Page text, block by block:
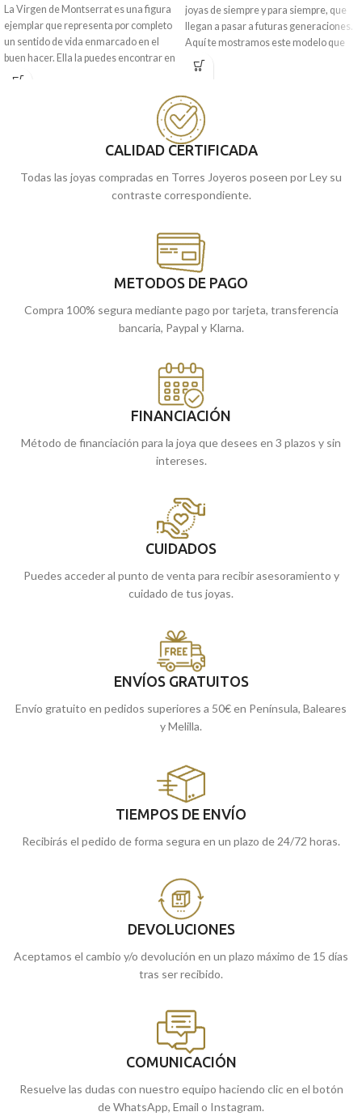
La Virgen de Montserrat es una figura
ejemplar que representa por completo
un sentido de vida enmarcado en el
buen hacer. Ella la puedes encontrar en
esta medalla tipo silueta realizada en
joyas de siempre y para siempre, que
llegan a pasar a futuras generaciones.
Aquí te mostramos este modelo que
combina el
Virgen Candelaria
laterales.
Recógela
Málaga, o cómprala online y te la
CALIDAD CERTIFICADA
Todas las joyas compradas en Torres Joyeros poseen por Ley su
contraste correspondiente.
METODOS DE PAGO
Compra 100% segura mediante pago por tarjeta, transferencia
bancaria, Paypal y Klarna.
FINANCIACIÓN
Método de financiación para la joya que desees en 3 plazos y sin
intereses.
CUIDADOS
Puedes acceder al punto de venta para recibir asesoramiento y
cuidado de tus joyas.
ENVÍOS GRATUITOS
Envío gratuito en pedidos superiores a 50€ en Península, Baleares
y Melilla.
TIEMPOS DE ENVÍO
Recibirás el pedido de forma segura en un plazo de 24/72 horas.
DEVOLUCIONES
Aceptamos el cambio y/o devolución en un plazo máximo de 15 días
tras ser recibido.
COMUNICACIÓN
Resuelve las dudas con nuestro equipo haciendo clic en el botón
de WhatsApp, Email o Instagram.